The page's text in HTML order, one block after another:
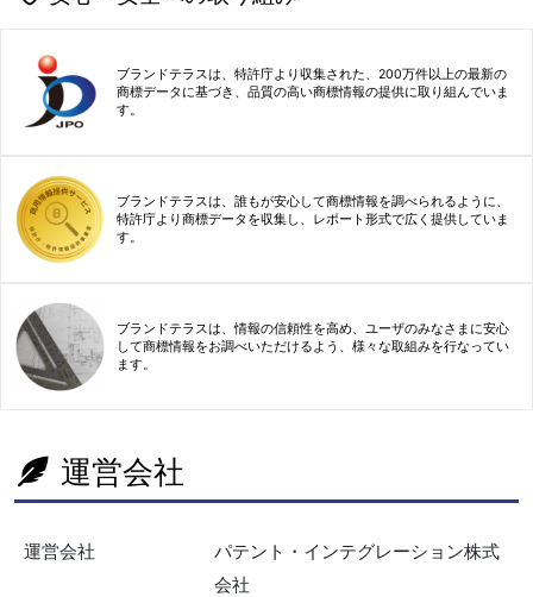
ブランドテラスは、特許庁より収集された、200万件以上の最新の
商標データに基づき、品質の高い商標情報の提供に取り組んでいま
す。
ブランドテラスは、誰もが安心して商標情報を調べられるように、
特許庁より商標データを収集し、レポート形式で広く提供していま
す。
ブランドテラスは、情報の信頼性を高め、ユーザのみなさまに安心
して商標情報をお調べいただけるよう、様々な取組みを行なってい
ます。
運営会社
運営会社
パテント・インテグレーション株式
会社